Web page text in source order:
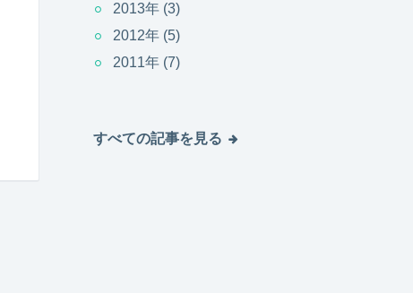
2013年 (3)
2012年 (5)
2011年 (7)
すべての記事を見る